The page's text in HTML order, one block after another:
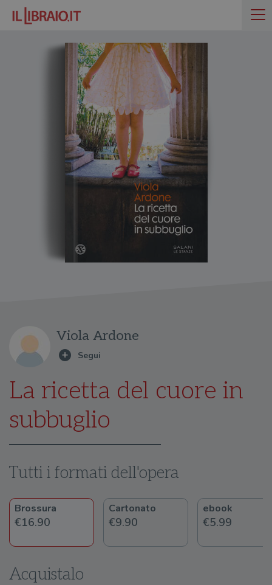
Viola Ardone
La ricetta del cuore in
subbuglio
Tutti i formati dell'opera
Brossura
€16.90
Cartonato
€9.90
ebook
€5.99
Acquistalo